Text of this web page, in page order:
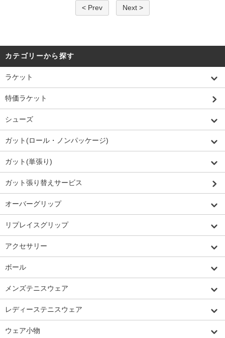
< Prev Next >
カテゴリーから探す
ラケット
特価ラケット
シューズ
ガット(ロール・ノンパッケージ)
ガット(単張り)
ガット張り替えサービス
オーバーグリップ
リプレイスグリップ
アクセサリー
ボール
メンズテニスウェア
レディーステニスウェア
ウェア小物